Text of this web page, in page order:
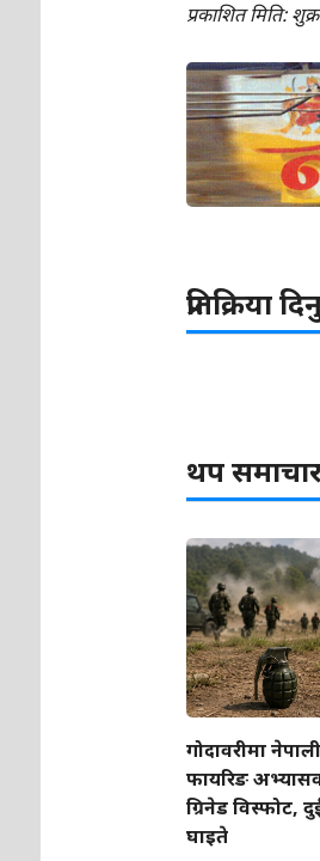
प्रकाशित मिति:
प्रतिक्रिया
थप
गोदावरीमा
फायरिङ
ग्रिनेड विस्फोट,
घाइते